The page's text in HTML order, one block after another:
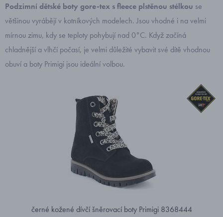
Podzimní dětské boty gore-tex s fleece plstěnou stélkou se
většinou vyrábějí v kotníkových modelech. Jsou vhodné i na velmi
mírnou zimu, kdy se teploty pohybují nad 0°C. Když začíná
chladnější a vlhčí počasí, je velmi důležité vybavit své dítě vhodnou
obuví a boty Primigi jsou ideální volbou.
černé kožené dívčí šněrovací boty Primigi 8368444